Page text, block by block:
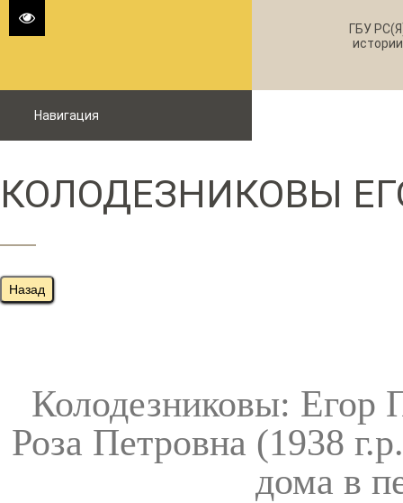
ГБУ
Навигация
КОЛОДЕЗНИКОВЫ
Назад
Колодезниковы: Егор
Роза Петровна (1938
дома в